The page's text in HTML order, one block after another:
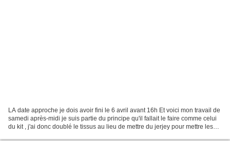
LA date approche je dois avoir fini le 6 avril avant 16h Et voici mon travail de
samedi après-midi je suis partie du principe qu'il fallait le faire comme celui
du kit , j'ai donc doublé le tissus au lieu de mettre du jerjey pour mettre les